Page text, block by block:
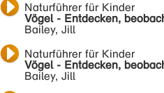
Naturführer für Kinder
Vögel - Entdecken,
Bailey, Jill
Naturführer für Kinder
Vögel - Entdecken,
Bailey, Jill